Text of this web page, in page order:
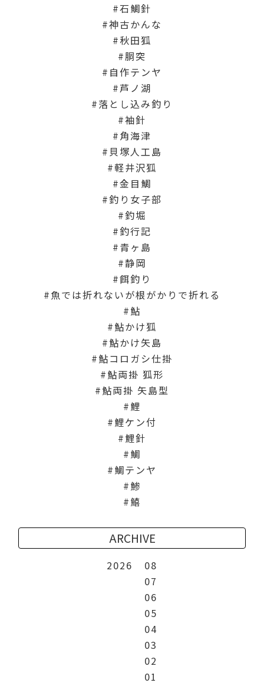
石鯛針
神古かんな
秋田狐
胴突
自作テンヤ
芦ノ湖
落とし込み釣り
袖針
角海津
貝塚人工島
軽井沢狐
金目鯛
釣り女子部
釣堀
釣行記
青ヶ島
静岡
餌釣り
魚では折れないが根がかりで折れる
鮎
鮎かけ狐
鮎かけ矢島
鮎コロガシ仕掛
鮎両掛 狐形
鮎両掛 矢島型
鯉
鯉ケン付
鯉針
鯛
鯛テンヤ
鯵
鱚
ARCHIVE
2026
08
07
06
05
04
03
02
01